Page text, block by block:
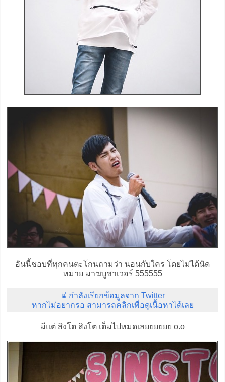
อันนี้ชอบที่ทุกคนตะโกนถามว่า นอนกับใคร โดยไม่ได้นัด
หมาย มาฆบูชาเวอร์ 555555
⌛ กำลังเรียกข้อมูลจาก Twitter
หากไม่อยากรอ สามารถคลิกเพื่อดูเนื้อหาได้เลย
มีแต่ สิงโต สิงโต เต็มไปหมดเลยยยยยย o.o